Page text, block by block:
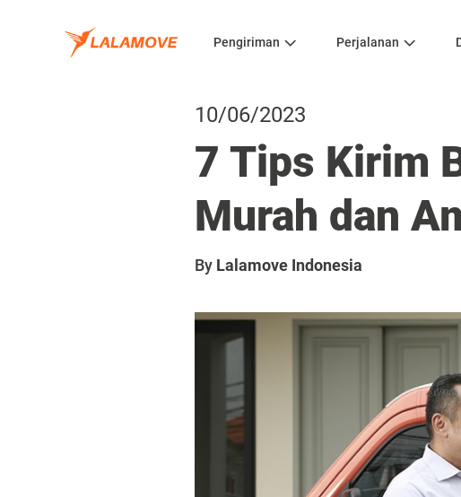
Pengiriman Perjalanan
10/06/2023
7 Tips Kirim
Murah dan
By Lalamove Indonesia